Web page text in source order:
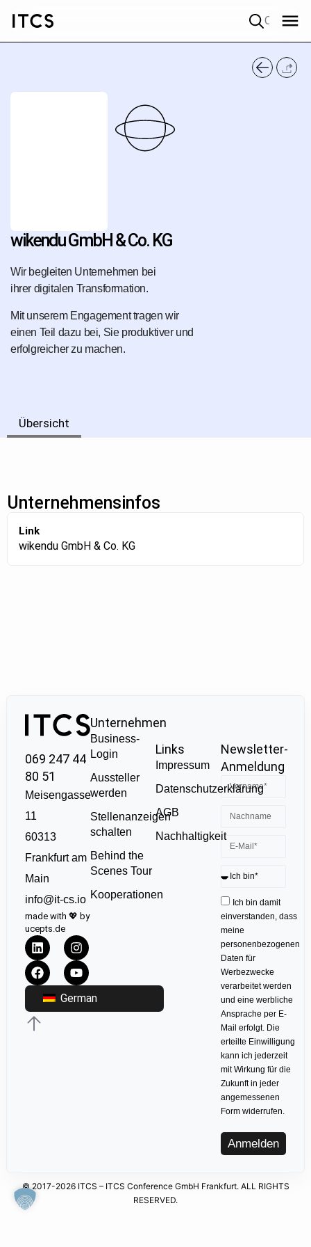
wikendu GmbH & Co. KG
Wir begleiten Unternehmen bei
ihrer digitalen Transformation.
Mit unserem Engagement tragen wir
einen Teil dazu bei, Sie produktiver und
erfolgreicher zu machen.
Übersicht
Unternehmensinfos
Link
wikendu GmbH & Co. KG
069 247 44
80 51
Meisengasse
11
60313
Frankfurt am
Main
info@it-cs.io
made with 💖 by
ucepts.de
German
Unternehmen
Business-
Login
Aussteller
werden
Stellenanzeigen
schalten
Behind the
Scenes Tour
Kooperationen
Links
Impressum
Datenschutzerklärung
AGB
Nachhaltigkeit
Newsletter-
Anmeldung
Ich bin damit
einverstanden, dass
meine
personenbezogenen
Daten für
Werbezwecke
verarbeitet werden
und eine werbliche
Ansprache per E-
Mail erfolgt. Die
erteilte Einwilligung
kann ich jederzeit
mit Wirkung für die
Zukunft in jeder
angemessenen
Form widerrufen.
Anmelden
© 2017-2026 ITCS – ITCS Conference GmbH Frankfurt. ALL RIGHTS
RESERVED.